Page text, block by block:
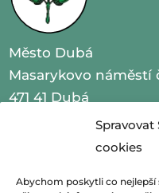
Spravovat
cookies
Abychom poskytli co nejlepší
Město Dubá
Masarykovo náměstí
471 41 Dubá
IČO 00260479